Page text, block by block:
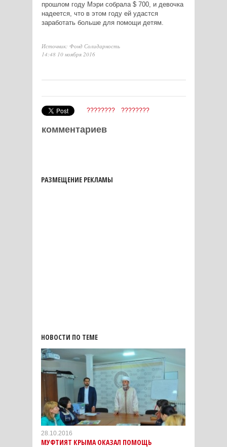
прошлом году Мэри собрала $ 700, и девочка
надеется, что в этом году ей удастся
заработать больше для помощи детям.
Источник: Фонд Солидарность
14:48 10 ноября 2016
???????? ????????
комментариев
РАЗМЕЩЕНИЕ РЕКЛАМЫ
НОВОСТИ ПО ТЕМЕ
28.10.2016
МУФТИЯТ КРЫМА ОКАЗАЛ ПОМОЩЬ